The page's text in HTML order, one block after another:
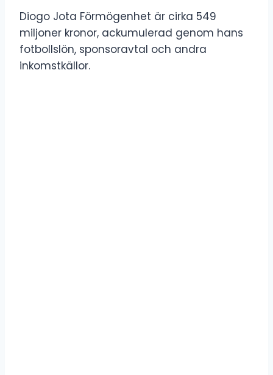
Diogo Jota Förmögenhet är cirka 549
miljoner kronor, ackumulerad genom hans
fotbollslön, sponsoravtal och andra
inkomstkällor.